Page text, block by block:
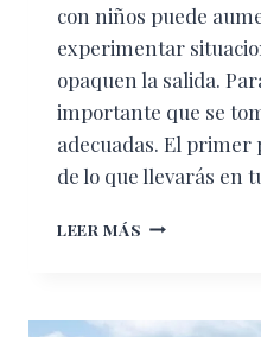
con niños puede
experimentar
opaquen la salida.
importante que se
adecuadas. El primer
de lo que llevarás en
LEER MÁS CÓMO